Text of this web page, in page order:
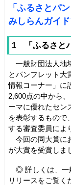
「ふるさとパ
みしらんガイ
1 「ふるさと
一般財団法人地
とパンフレット大
情報コーナー」に
2,600点の中から
ーマに優れたセン
を表彰するもので
する審査委員によ
今回の同大賞に
が大賞を受賞しま
◎ 詳しくは、一
リリースをご覧く